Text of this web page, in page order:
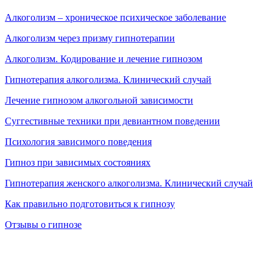
Алкоголизм – хроническое психическое заболевание
Алкоголизм через призму гипнотерапии
Алкоголизм. Кодирование и лечение гипнозом
Гипнотерапия алкоголизма. Клинический случай
Лечение гипнозом алкогольной зависимости
Суггестивные техники при девиантном поведении
Психология зависимого поведения
Гипноз при зависимых состояниях
Гипнотерапия женского алкоголизма. Клинический случай
Как правильно подготовиться к гипнозу
Отзывы о гипнозе